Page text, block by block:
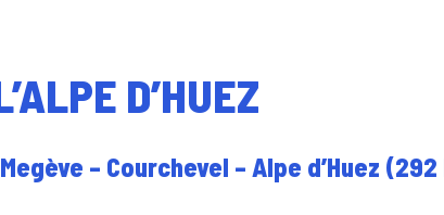
D’HUEZ
– Courchevel – Alpe d’Huez